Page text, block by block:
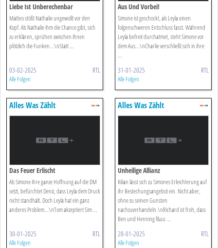
Liebe Ist Unberechenbar
Matteo stößt Nathalie ungewollt vor den
Kopf. Als Nathalie ihm die Chance gibt, sich
zu erklären, sprühen zwischen ihnen
plötzlich die Funken...\nStatt ...
03-02-2025 RTL
Alle Folgen
Aus Und Vorbei!
Simone ist geschockt, als Leyla einen
folgenschweren Entschluss fasst. Während
Leyla befreit durchatmet, steht Simone vor
dem Aus...\nCharlie verschließt sich in ihre
...
31-01-2025 RTL
Alle Folgen
Alles Was Zählt
Das Feuer Erlischt
Als Simone ihre ganze Hoffnung auf die DM
setzt, befürchtet Deniz, dass Leyla dem Druck
nicht standhält. Doch Leyla hat ein ganz
anderes Problem...\nTom akzeptiert Sim ...
30-01-2025 RTL
Alle Folgen
Alles Was Zählt
Unheilige Allianz
Kilian lässt sich zu Simones Erleichterung auf
ihr Bestechungsangebot ein. Nicht aber,
ohne zu seinen Gunsten
nachzuverhandeln.\nRichard ist froh, dass
Ben und Henning f&uu ...
28-01-2025 RTL
Alle Folgen